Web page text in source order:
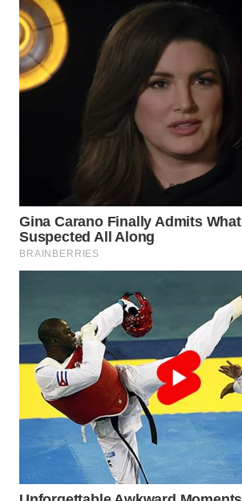
KALTENG
WN
KALTARA
WN
SULSEL
WN
SULUT
WN
MALUKU
MALUT